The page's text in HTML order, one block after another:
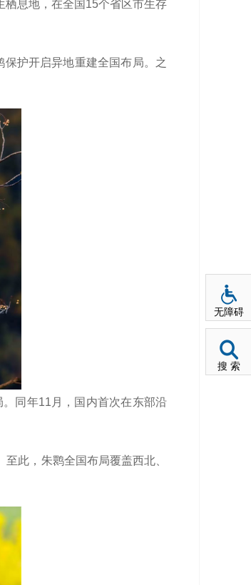
栖息地，在全国15个省区市生存
护开启异地重建全国布局。之
同年11月，国内首次在东部沿
此，朱鹮全国布局覆盖西北、
无障碍
搜 索